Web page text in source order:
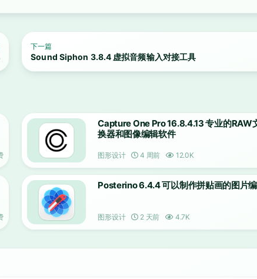
下一篇
Sound Siphon 3.8.4 虚拟音频输入对接工具
Capture One Pro 16.8.4.13 专业的RAW
换器和图像编辑软件
图形设计 4 周前 12.0K
Posterino 6.4.4 可以制作拼贴画的图片
图形设计 2 天前 4.7K